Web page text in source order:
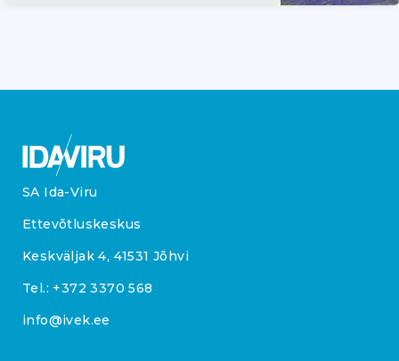
SA Ida-Viru
Ettevõtluskeskus
Keskväljak 4, 41531 Jõhvi
Tel.: +372 3370 568
info@ivek.ee